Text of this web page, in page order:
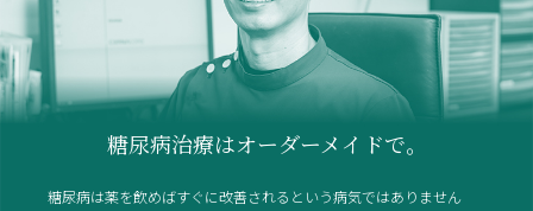
糖尿病治療はオーダーメイドで。
糖尿病は薬を飲めばすぐに改善されるという病気ではありません